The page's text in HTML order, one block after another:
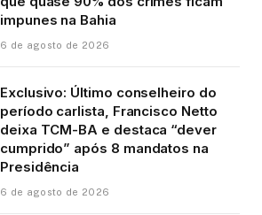
impunes na Bahia
6 de agosto de 2026
Exclusivo: Último conselheiro do
período carlista, Francisco Netto
deixa TCM-BA e destaca “dever
cumprido” após 8 mandatos na
Presidência
6 de agosto de 2026